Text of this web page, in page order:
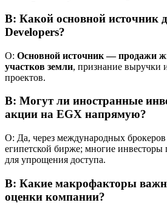
В: Какой основной источник
Developers?
О: Основной источник — продажи
участков земли, признание выручки
проектов.
В: Могут ли иностранные
акции на EGX напрямую?
О: Да, через международных
египетской бирже; многие
для упрощения доступа.
В: Какие макрофакторы
оценки компании?